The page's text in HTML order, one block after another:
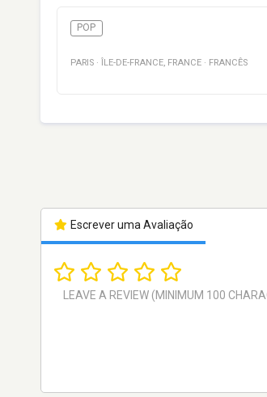
POP
PARIS · ÎLE-DE-FRANCE, FRANCE · FRANCÊS
Escrever uma Avaliação